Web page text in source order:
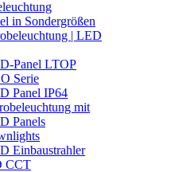
in Sondergrößen
| LED
Panel LTOP
Serie
Panel IP64
mit
Panels
Einbaustrahler
CCT